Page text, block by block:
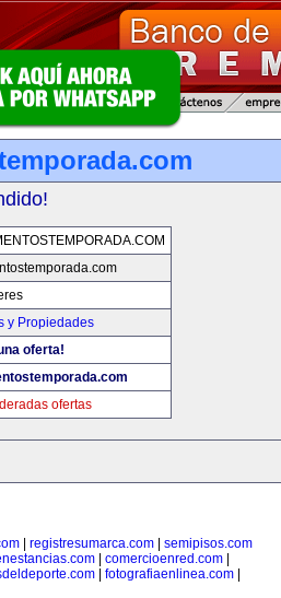
y Propiedades
oferta!
ofertas
| registresumarca.com| semipisos.com
comercioenred.com
| fotografiaenlinea.com|